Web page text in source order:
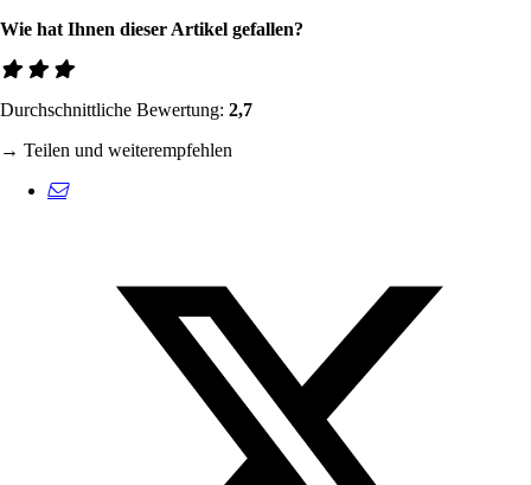
Wie hat Ihnen dieser Artikel gefallen?
Durchschnittliche Bewertung: 2,7
→ Teilen und weiterempfehlen